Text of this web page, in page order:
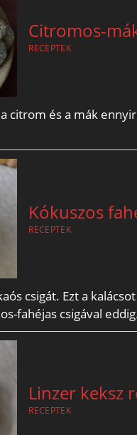
Citromos-
RECEPTEK
citrom és a mák
Kókuszos
RECEPTEK
csigát. Ezt a
fahéjas csigával
Linzer keksz
RECEPTEK